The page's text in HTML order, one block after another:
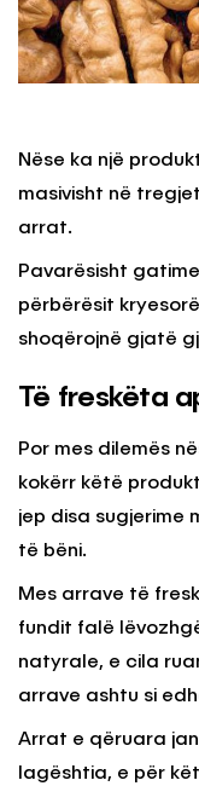
Nëse ka një
masivisht në
arrat.
Pavarësisht
përbërësit
shoqërojnë gjatë
Të freskëta
Por mes dilemës
kokërr këtë
jep disa sugjerime
të bëni.
Mes arrave të
fundit falë
natyrale, e cila
arrave ashtu si
Arrat e qëruara
lagështia, e për